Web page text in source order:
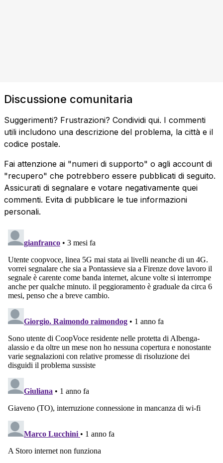
Discussione comunitaria
Suggerimenti? Frustrazioni? Condividi qui. I commenti
utili includono una descrizione del problema, la città e il
codice postale.
Fai attenzione ai "numeri di supporto" o agli account di
"recupero" che potrebbero essere pubblicati di seguito.
Assicurati di segnalare e votare negativamente quei
commenti. Evita di pubblicare le tue informazioni
personali.